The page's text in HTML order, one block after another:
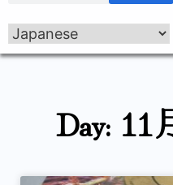
Day: 11